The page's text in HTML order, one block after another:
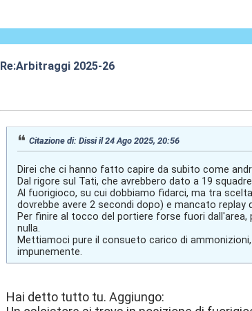
Re:Arbitraggi 2025-26
Citazione di: Dissi il 24 Ago 2025, 20:56
Direi che ci hanno fatto capire da subito come
Dal rigore sul Tati, che avrebbero dato a 19
Al fuorigioco, su cui dobbiamo fidarci, ma tra
dovrebbe avere 2 secondi dopo) e mancato replay
Per finire al tocco del portiere forse fuori
nulla.
Mettiamoci pure il consueto carico di
impunemente.
Hai detto tutto tu. Aggiungo: